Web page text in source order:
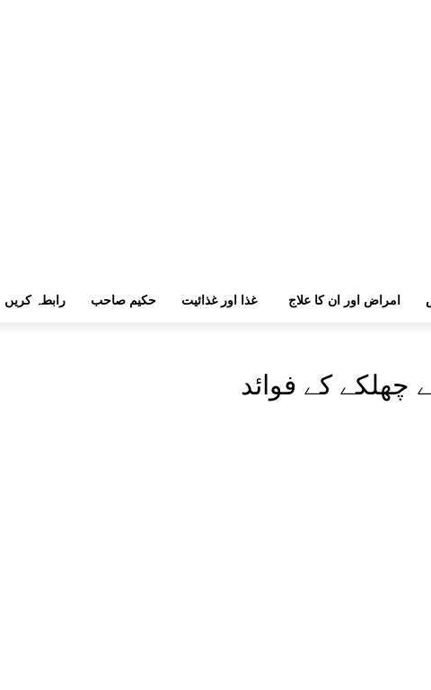
رابطہ کریں حکیم صاحب غذا اور غذائیت امراض اور ان کا علاج
چھلکے کے فوائد